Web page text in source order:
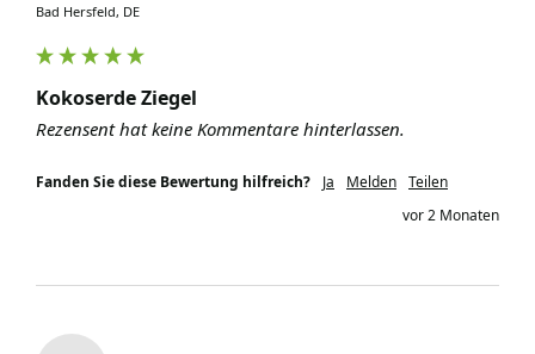
Bad Hersfeld, DE
Kokoserde Ziegel
Rezensent hat keine Kommentare hinterlassen.
Fanden Sie diese Bewertung hilfreich? Ja Melden Teilen
vor 2 Monaten